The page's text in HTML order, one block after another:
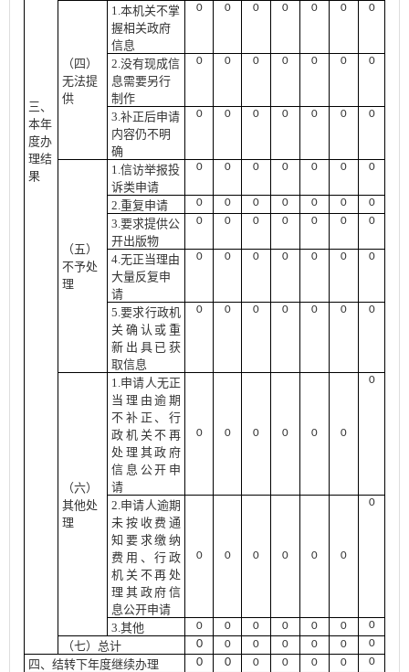
三、
本年
度办
理结
果
（四）
无法提
供
1.本机关不掌
握相关政府
信息
0 0 0 0 0 0 0
2.没有现成信
息需要另行
制作
0 0 0 0 0 0 0
3.补正后申请
内容仍不明
确
0 0 0 0 0 0 0
（五）
不予处
理
1.信访举报投
诉类申请
0 0 0 0 0 0 0
2.重复申请 0 0 0 0 0 0 0
3.要求提供公
开出版物
0 0 0 0 0 0 0
4.无正当理由
大量反复申
请
0 0 0 0 0 0 0
5.要求行政机
关确认或重
新出具已获
取信息
0 0 0 0 0 0 0
（六）
其他处
理
1.申请人无正
当理由逾期
不补正、行
政机关不再
处理其政府
信息公开申
请
0 0 0 0 0 0
0
2.申请人逾期
未按收费通
知要求缴纳
费用、行政
机关不再处
理其政府信
息公开申请
0 0 0 0 0 0
0
3.其他 0 0 0 0 0 0 0
（七）总计 0 0 0 0 0 0 0
四、结转下年度继续办理 0 0 0 0 0 0 0